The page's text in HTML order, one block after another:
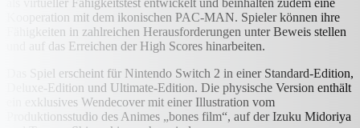
als virtueller Fähigkeitstest entwickelt und beinhalten zudem eine
Kooperation mit dem ikonischen PAC-MAN. Spieler können ihre
Fähigkeiten in zahlreichen Herausforderungen unter Beweis stellen
und auf das Erreichen der High Scores hinarbeiten.
Das Spiel erscheint für Nintendo Switch 2 in einer Standard-Edition,
Deluxe-Edition und Ultimate-Edition. Die physische Version enthält
ein exklusives Wendecover mit einer Illustration vom
Produktionsstudio des Animes „bones film“, auf der Izuku Midoriya